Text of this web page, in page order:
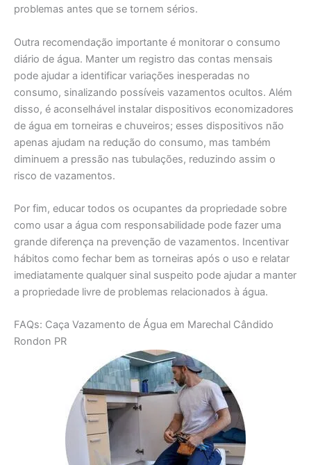
problemas antes que se tornem sérios.
Outra recomendação importante é monitorar o consumo
diário de água. Manter um registro das contas mensais
pode ajudar a identificar variações inesperadas no
consumo, sinalizando possíveis vazamentos ocultos. Além
disso, é aconselhável instalar dispositivos economizadores
de água em torneiras e chuveiros; esses dispositivos não
apenas ajudam na redução do consumo, mas também
diminuem a pressão nas tubulações, reduzindo assim o
risco de vazamentos.
Por fim, educar todos os ocupantes da propriedade sobre
como usar a água com responsabilidade pode fazer uma
grande diferença na prevenção de vazamentos. Incentivar
hábitos como fechar bem as torneiras após o uso e relatar
imediatamente qualquer sinal suspeito pode ajudar a manter
a propriedade livre de problemas relacionados à água.
FAQs: Caça Vazamento de Água em Marechal Cândido
Rondon PR